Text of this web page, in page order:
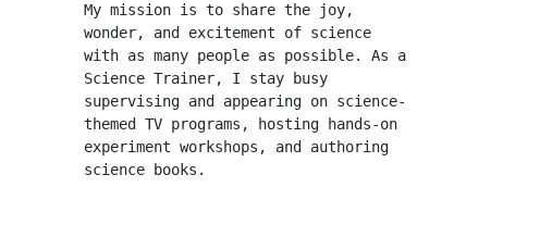
My mission is to share the joy,
wonder, and excitement of science
with as many people as possible. As a
Science Trainer, I stay busy
supervising and appearing on science-
themed TV programs, hosting hands-on
experiment workshops, and authoring
science books.